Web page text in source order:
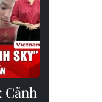
Cảnh